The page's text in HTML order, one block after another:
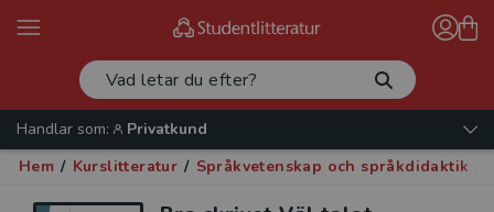
Handlar som:
Privatkund
Hem / Kurslitteratur / Språkvetenskap och språkdidaktik